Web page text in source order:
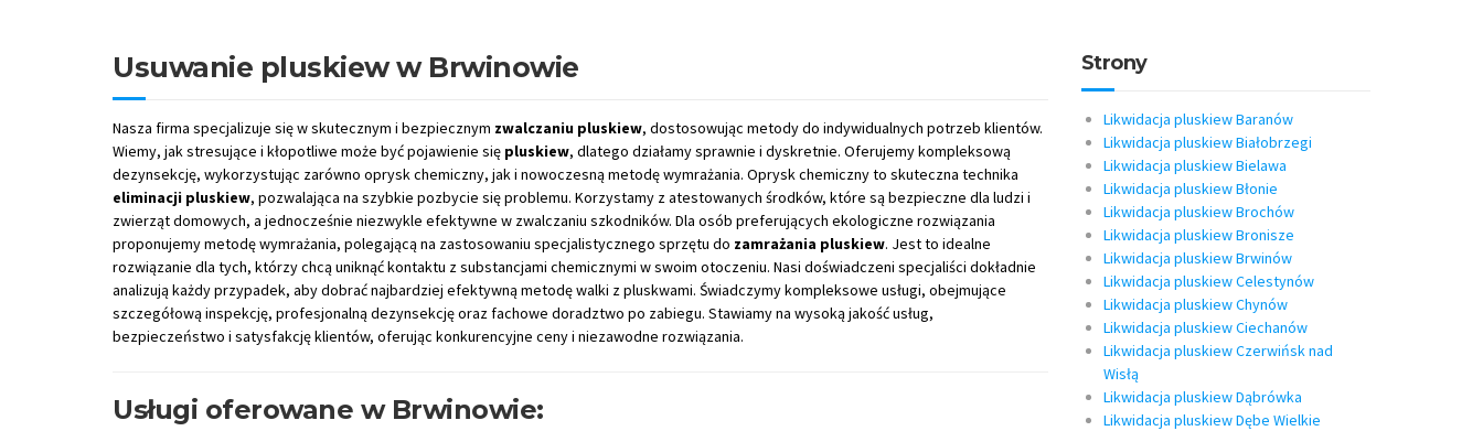
Usuwanie pluskiew w Brwinowie
Nasza firma specjalizuje się w skutecznym i bezpiecznym zwalczaniu pluskiew, dostosowując metody do indywidualnych potrzeb klientów.
Wiemy, jak stresujące i kłopotliwe może być pojawienie się pluskiew, dlatego działamy sprawnie i dyskretnie. Oferujemy kompleksową
dezynsekcję, wykorzystując zarówno oprysk chemiczny, jak i nowoczesną metodę wymrażania. Oprysk chemiczny to skuteczna technika
eliminacji pluskiew, pozwalająca na szybkie pozbycie się problemu. Korzystamy z atestowanych środków, które są bezpieczne dla ludzi i
zwierząt domowych, a jednocześnie niezwykle efektywne w zwalczaniu szkodników. Dla osób preferujących ekologiczne rozwiązania
proponujemy metodę wymrażania, polegającą na zastosowaniu specjalistycznego sprzętu do zamrażania pluskiew. Jest to idealne
rozwiązanie dla tych, którzy chcą uniknąć kontaktu z substancjami chemicznymi w swoim otoczeniu. Nasi doświadczeni specjaliści dokładnie
analizują każdy przypadek, aby dobrać najbardziej efektywną metodę walki z pluskwami. Świadczymy kompleksowe usługi, obejmujące
szczegółową inspekcję, profesjonalną dezynsekcję oraz fachowe doradztwo po zabiegu. Stawiamy na wysoką jakość usług,
bezpieczeństwo i satysfakcję klientów, oferując konkurencyjne ceny i niezawodne rozwiązania.
Usługi oferowane w Brwinowie:
Strony
Likwidacja pluskiew Baranów
Likwidacja pluskiew Białobrzegi
Likwidacja pluskiew Bielawa
Likwidacja pluskiew Błonie
Likwidacja pluskiew Brochów
Likwidacja pluskiew Bronisze
Likwidacja pluskiew Brwinów
Likwidacja pluskiew Celestynów
Likwidacja pluskiew Chynów
Likwidacja pluskiew Ciechanów
Likwidacja pluskiew Czerwińsk nad
Wisłą
Likwidacja pluskiew Dąbrówka
Likwidacja pluskiew Dębe Wielkie